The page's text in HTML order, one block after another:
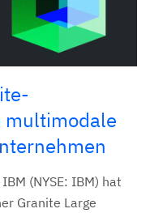
multimodale
(NYSE: IBM) hat
Granite Large